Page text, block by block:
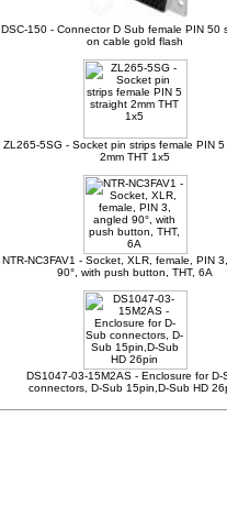
DSC-150 - Connector D Sub female PIN 50
on cable gold flash
ZL265-5SG - Socket pin strips female PIN
2mm THT 1x5
NTR-NC3FAV1 - Socket, XLR, female, PIN
90°, with push button, THT, 6A
DS1047-03-15M2AS - Enclosure for D-
connectors, D-Sub 15pin,D-Sub HD